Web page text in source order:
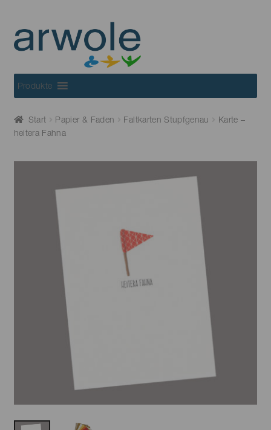
to
navigation
to
content
Produkte
Start Papier & Faden Faltkarten Stupfgenau
Karte –
heitera Fahna